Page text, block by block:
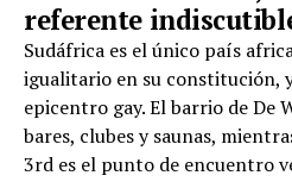
referente
Sudáfrica es el único país
igualitario en su constitución,
epicentro gay. El barrio de De
bares, clubes y saunas,
3rd es el punto de encuentro